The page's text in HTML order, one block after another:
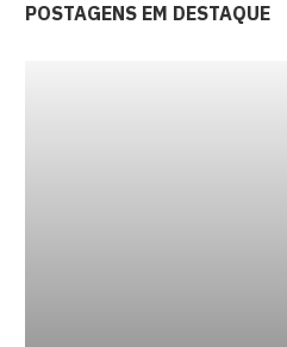
POSTAGENS EM DESTAQUE